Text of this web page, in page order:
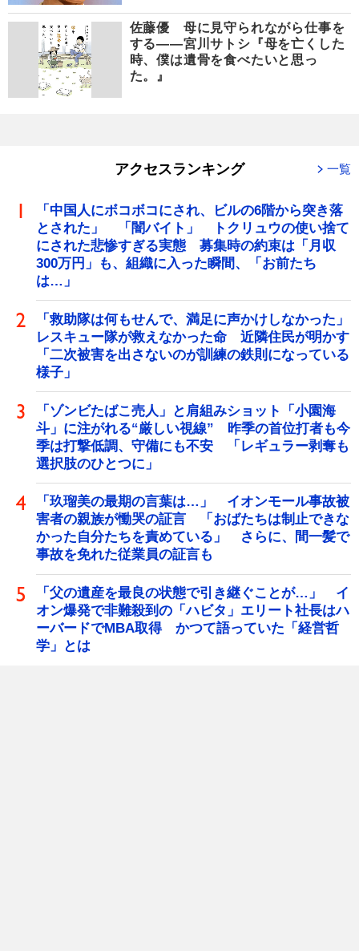
佐藤優 母に見守られながら仕事を
する――宮川サトシ『母を亡くした
時、僕は遺骨を食べたいと思っ
た。』
アクセスランキング 一覧
「中国人にボコボコにされ、ビルの6階から突き落
とされた」 「闇バイト」 トクリュウの使い捨て
にされた悲惨すぎる実態 募集時の約束は「月収
300万円」も、組織に入った瞬間、「お前たち
は…」
「救助隊は何もせんで、満足に声かけしなかった」
レスキュー隊が救えなかった命 近隣住民が明かす
「二次被害を出さないのが訓練の鉄則になっている
様子」
「ゾンビたばこ売人」と肩組みショット「小園海
斗」に注がれる“厳しい視線” 昨季の首位打者も今
季は打撃低調、守備にも不安 「レギュラー剥奪も
選択肢のひとつに」
「玖瑠美の最期の言葉は…」 イオンモール事故被
害者の親族が慟哭の証言 「おばたちは制止できな
かった自分たちを責めている」 さらに、間一髪で
事故を免れた従業員の証言も
「父の遺産を最良の状態で引き継ぐことが…」 イ
オン爆発で非難殺到の「ハビタ」エリート社長はハ
ーバードでMBA取得 かつて語っていた「経営哲
学」とは